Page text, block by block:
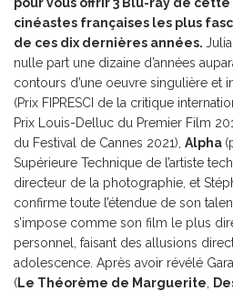
cinéastes françaises les plus
de ces dix dernières années.
nulle part une dizaine d’années
contours d’une oeuvre singulière et
(Prix FIPRESCI de la critique
Prix Louis-Delluc du Premier Film
du Festival de Cannes 2021), Alpha
Supérieure Technique de l’artiste
directeur de la photographie, et
confirme toute l’étendue de son
s’impose comme son film le plus
personnel, faisant des allusions
adolescence. Après avoir révélé
(Le Théorème de Marguerite